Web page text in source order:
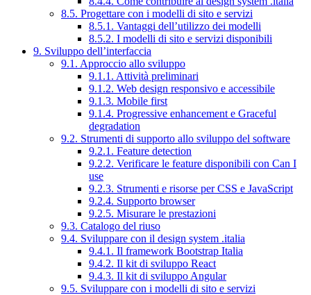
8.5. Progettare con i modelli di sito e servizi
8.5.1. Vantaggi dell’utilizzo dei modelli
8.5.2. I modelli di sito e servizi disponibili
9. Sviluppo dell’interfaccia
9.1. Approccio allo sviluppo
9.1.1. Attività preliminari
9.1.2. Web design responsivo e accessibile
9.1.3. Mobile first
9.1.4. Progressive enhancement e Graceful
degradation
9.2. Strumenti di supporto allo sviluppo del software
9.2.1. Feature detection
9.2.2. Verificare le feature disponibili con Can I
use
9.2.3. Strumenti e risorse per CSS e JavaScript
9.2.4. Supporto browser
9.2.5. Misurare le prestazioni
9.3. Catalogo del riuso
9.4. Sviluppare con il design system .italia
9.4.1. Il framework Bootstrap Italia
9.4.2. Il kit di sviluppo React
9.4.3. Il kit di sviluppo Angular
9.5. Sviluppare con i modelli di sito e servizi